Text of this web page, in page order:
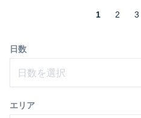
1 2 3
日数
日数を選択
エリア